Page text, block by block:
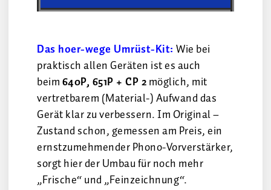
Das hoer-wege Umrüst-Kit: Wie bei
praktisch allen Geräten ist es auch
beim640P, 651P + CP 2möglich, mit
vertretbarem (Material-) Aufwand das
Gerät klar zu verbessern. Im Original –
Zustand schon, gemessen am Preis, ein
ernstzumehmender Phono-Vorverstärker,
sorgt hier der Umbau für noch mehr
„Frische“ und „Feinzeichnung“.